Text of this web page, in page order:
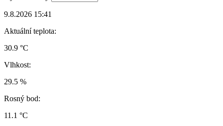
9.8.2026 15:41
Aktuální teplota:
30.9 °C
Vlhkost:
29.5 %
Rosný bod:
11.1 °C